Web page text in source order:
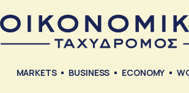
MARKETS BUSINESS ECONOMY